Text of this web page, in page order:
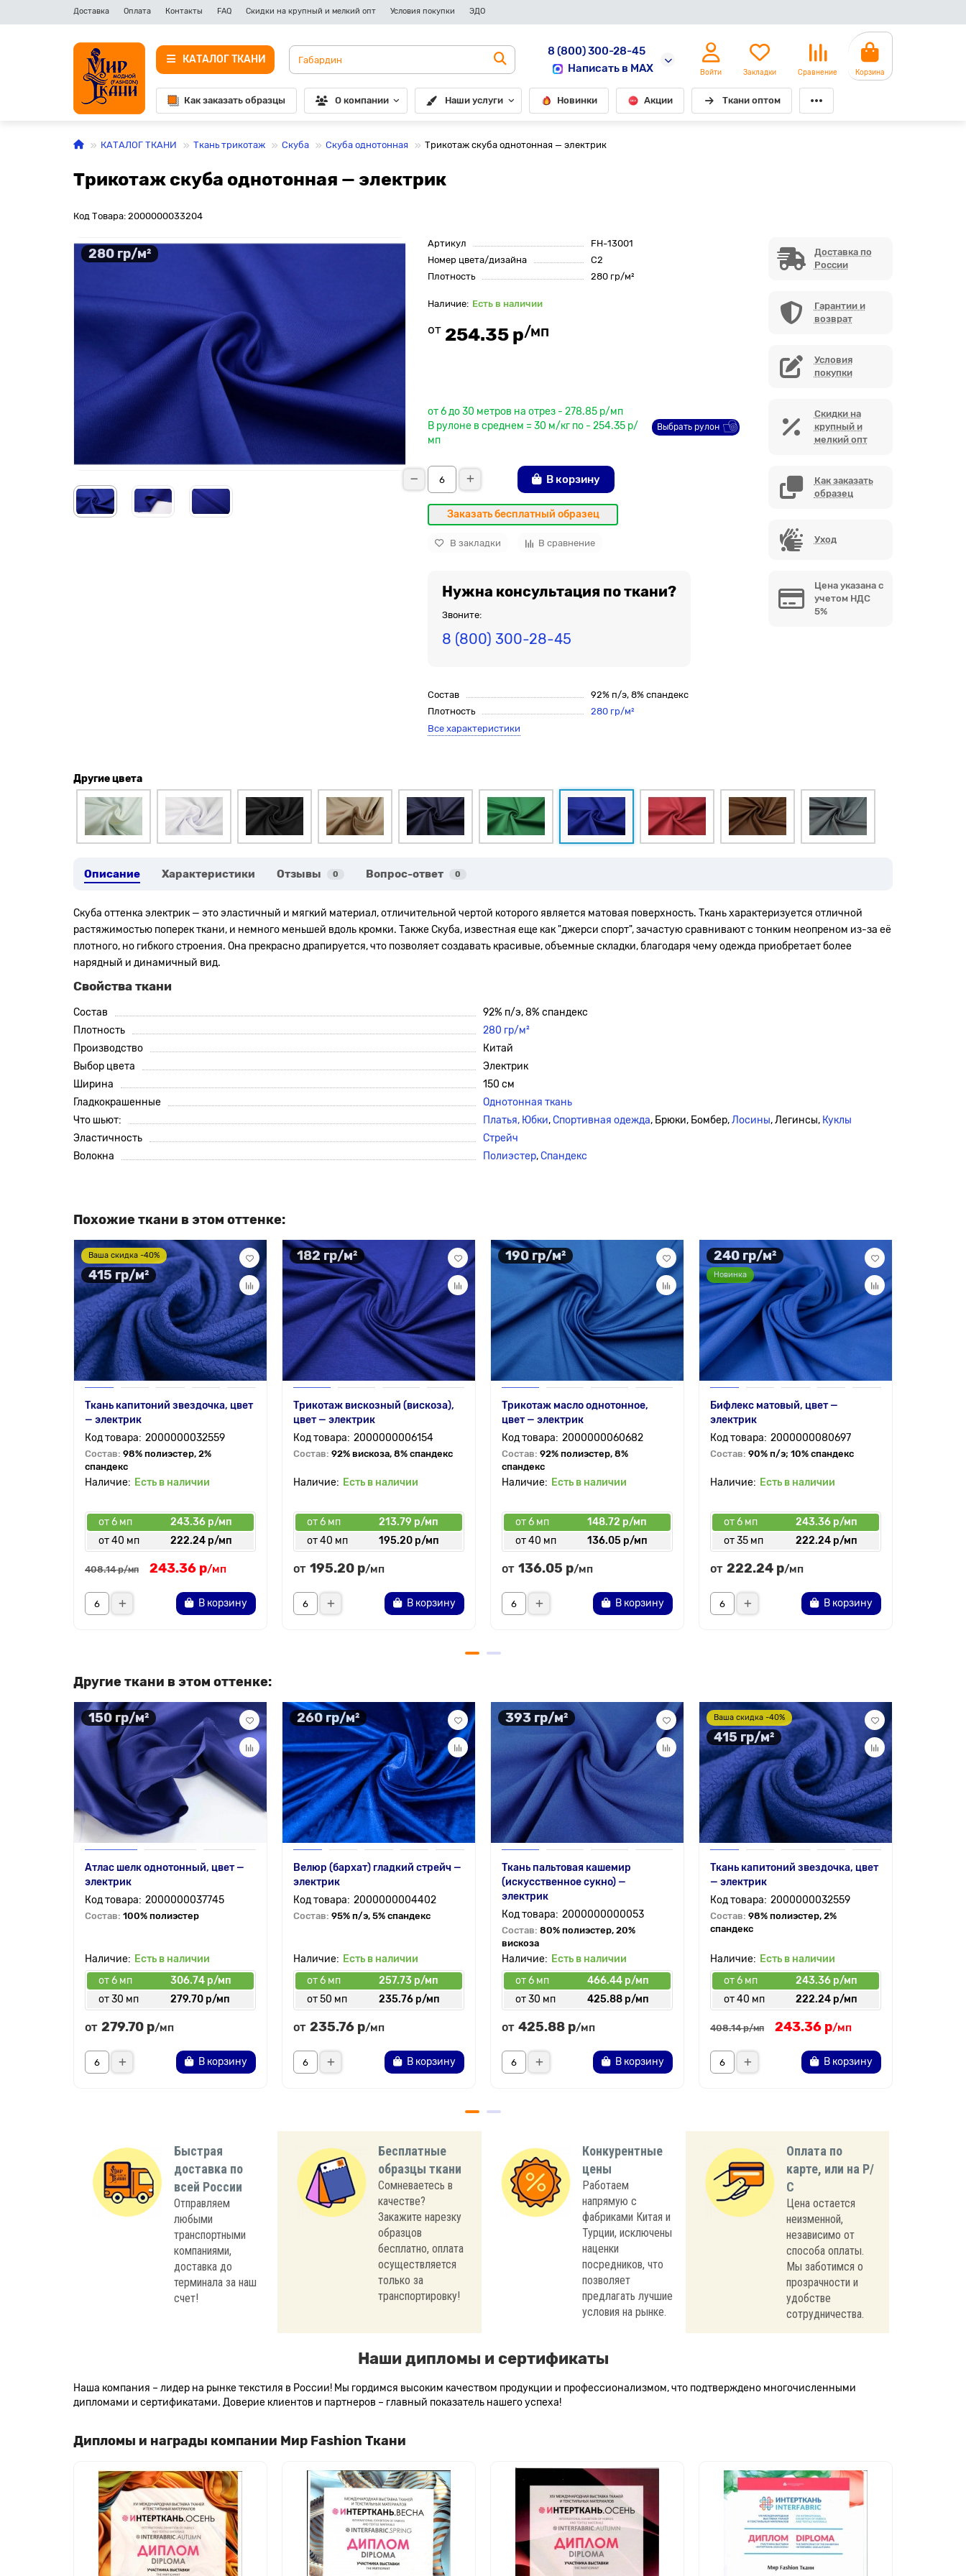
Доставка Оплата Контакты FAQ Скидки на крупный и мелкий опт Условия покупки ЭДО
КАТАЛОГ ТКАНИ
8 (800) 300-28-45
Написать в MAX
Войти Закладки Сравнение Корзина
Как заказать образцы О компании Наши услуги Новинки Акции Ткани оптом
КАТАЛОГ ТКАНИ Ткань трикотаж Скуба Скуба однотонная Трикотаж скуба однотонная — электрик
Трикотаж скуба однотонная — электрик
Код Товара: 2000000033204
280 гр/м²
Артикул
FH-13001
Номер цвета/дизайна
С2
Плотность
280 гр/м²
Есть в наличии
от 254.35 р/мп
от 6 до 30 метров на отрез - 278.85 р/мп
В рулоне в среднем = 30 м/кг по - 254.35 р/
мп
Выбрать рулон
В корзину
Заказать бесплатный образец
В закладки В сравнение
Нужна консультация по ткани?
Звоните:
8 (800) 300-28-45
Состав
92% п/э, 8% спандекс
Плотность
280 гр/м²
Все характеристики
Доставка по
России
Гарантии и
возврат
Условия
покупки
Скидки на
крупный и
мелкий опт
Как заказать
образец
Уход
Цена указана с
учетом НДС
5%
Другие цвета
Описание Характеристики Отзывы 0 Вопрос-ответ 0
Скуба оттенка электрик — это эластичный и мягкий материал, отличительной чертой которого является матовая поверхность. Ткань характеризуется отличной
растяжимостью поперек ткани, и немного меньшей вдоль кромки. Также Скуба, известная еще как "джерси спорт", зачастую сравнивают с тонким неопреном из-за её
плотного, но гибкого строения. Она прекрасно драпируется, что позволяет создавать красивые, объемные складки, благодаря чему одежда приобретает более
нарядный и динамичный вид.
Свойства ткани
Состав
92% п/э, 8% спандекс
Плотность
280 гр/м²
Производство
Китай
Выбор цвета
Электрик
Ширина
150 см
Гладкокрашенные
Однотонная ткань
Что шьют:
Платья, Юбки,Спортивная одежда, Брюки, Бомбер,Лосины, Легинсы, Куклы
Эластичность
Стрейч
Волокна
Полиэстер,Спандекс
Похожие ткани в этом оттенке:
Ваша скидка -40%
415 гр/м²
Ткань капитоний звездочка, цвет
— электрик
2000000032559
Состав: 98% полиэстер, 2%
спандекс
Есть в наличии
от 6 мп
243.36 р/мп
от 40 мп
222.24 р/мп
408.14 р/мп 243.36 р/мп
В корзину
182 гр/м²
Трикотаж вискозный (вискоза),
цвет — электрик
2000000006154
Состав: 92% вискоза, 8% спандекс
Есть в наличии
от 6 мп
213.79 р/мп
от 40 мп
195.20 р/мп
от 195.20 р/мп
В корзину
190 гр/м²
Трикотаж масло однотонное,
цвет — электрик
2000000060682
Состав: 92% полиэстер, 8%
спандекс
Есть в наличии
от 6 мп
148.72 р/мп
от 40 мп
136.05 р/мп
от 136.05 р/мп
В корзину
240 гр/м²
Новинка
Бифлекс матовый, цвет —
электрик
2000000080697
Состав: 90% п/э; 10% спандекс
Есть в наличии
от 6 мп
243.36 р/мп
от 35 мп
222.24 р/мп
от 222.24 р/мп
В корзину
Другие ткани в этом оттенке:
150 гр/м²
Атлас шелк однотонный, цвет —
электрик
2000000037745
Состав: 100% полиэстер
Есть в наличии
от 6 мп
306.74 р/мп
от 30 мп
279.70 р/мп
от 279.70 р/мп
В корзину
260 гр/м²
Велюр (бархат) гладкий стрейч —
электрик
2000000004402
Состав: 95% п/э, 5% спандекс
Есть в наличии
от 6 мп
257.73 р/мп
от 50 мп
235.76 р/мп
от 235.76 р/мп
В корзину
393 гр/м²
Ткань пальтовая кашемир
(искусственное сукно) —
электрик
2000000000053
Состав: 80% полиэстер, 20%
вискоза
Есть в наличии
от 6 мп
466.44 р/мп
от 30 мп
425.88 р/мп
от 425.88 р/мп
В корзину
Ваша скидка -40%
415 гр/м²
Ткань капитоний звездочка, цвет
— электрик
2000000032559
Состав: 98% полиэстер, 2%
спандекс
Есть в наличии
от 6 мп
243.36 р/мп
от 40 мп
222.24 р/мп
408.14 р/мп 243.36 р/мп
В корзину
Быстрая
доставка по
всей России
Отправляем
любыми
транспортными
компаниями,
доставка до
терминала за наш
счет!
Бесплатные
образцы ткани
Сомневаетесь в
качестве?
Закажите нарезку
образцов
бесплатно, оплата
осуществляется
только за
транспортировку!
Конкурентные
цены
Работаем
напрямую с
фабриками Китая и
Турции, исключены
наценки
посредников, что
позволяет
предлагать лучшие
условия на рынке.
Оплата по
карте, или на Р/
С
Цена остается
неизменной,
независимо от
способа оплаты.
Мы заботимся о
прозрачности и
удобстве
сотрудничества.
Наши дипломы и сертификаты
Наша компания – лидер на рынке текстиля в России! Мы гордимся высоким качеством продукции и профессионализмом, что подтверждено многочисленными
дипломами и сертификатами. Доверие клиентов и партнеров – главный показатель нашего успеха!
Дипломы и награды компании Мир Fashion Ткани